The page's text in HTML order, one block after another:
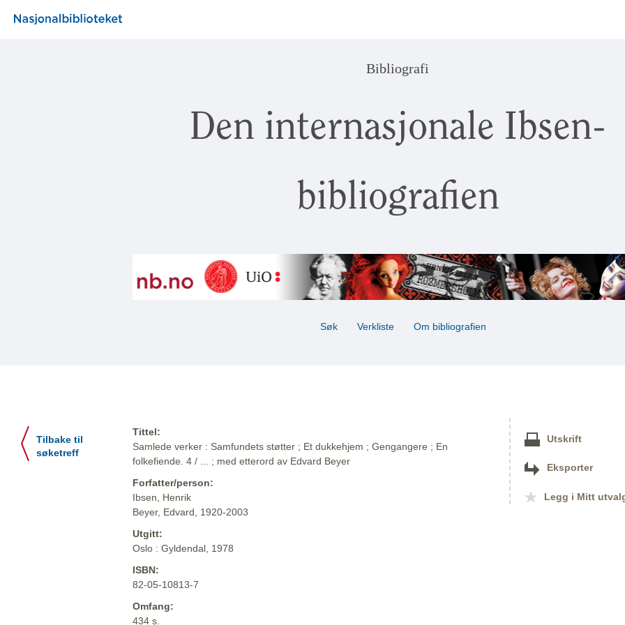
Bibliografi
Den internasjonale Ibsen-
bibliografien
Søk Verkliste Om bibliografien
Tilbake til
søketreff
Tittel:
Samlede verker : Samfundets støtter ; Et dukkehjem ; Gengangere ; En
folkefiende. 4 / ... ; med etterord av Edvard Beyer
Forfatter/person:
Ibsen, Henrik
Beyer, Edvard, 1920-2003
Utgitt:
Oslo : Gyldendal, 1978
ISBN:
82-05-10813-7
Omfang:
434 s.
Utskrift
Eksporter
Legg i Mitt